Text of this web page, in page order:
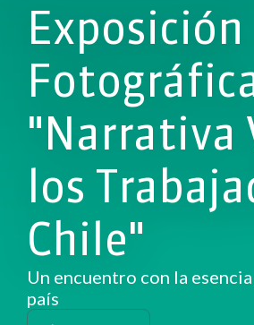
Exposición
"Narrativa
los
Chile"
Un encuentro con la
país